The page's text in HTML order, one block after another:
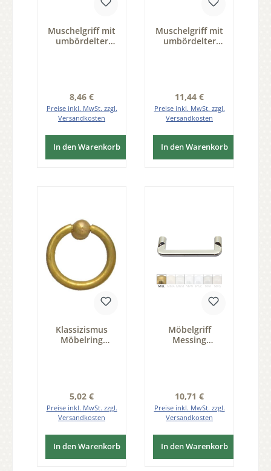
Muschelgriff mit
umbördelter
Regulärer Preis:
8,46 €
Preise inkl. MwSt. zzgl.
Versandkosten
In den Warenkorb
Muschelgriff mit
umbördelter
Regulärer Preis:
11,44 €
Preise inkl. MwSt. zzgl.
Versandkosten
In den Warenkorb
Klassizismus
Möbelring
Regulärer Preis:
5,02 €
Preise inkl. MwSt. zzgl.
Versandkosten
In den Warenkorb
Möbelgriff
Messing
Regulärer Preis:
10,71 €
Preise inkl. MwSt. zzgl.
Versandkosten
In den Warenkorb